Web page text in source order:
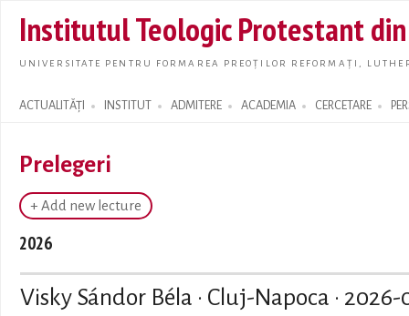
main
Institutul Teologic Protestant
UNIVERSITATE PENTRU FORMAREA PREOȚILOR REFORMAȚI,
ACTUALITĂȚI INSTITUT ADMITERE ACADEMIA CERCETARE
Search form
Prelegeri
+ Add new lecture
2026
Visky Sándor Béla · Cluj-Napoca · 2026-